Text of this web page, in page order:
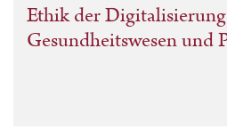
Ethik der
Gesundheitswesen und